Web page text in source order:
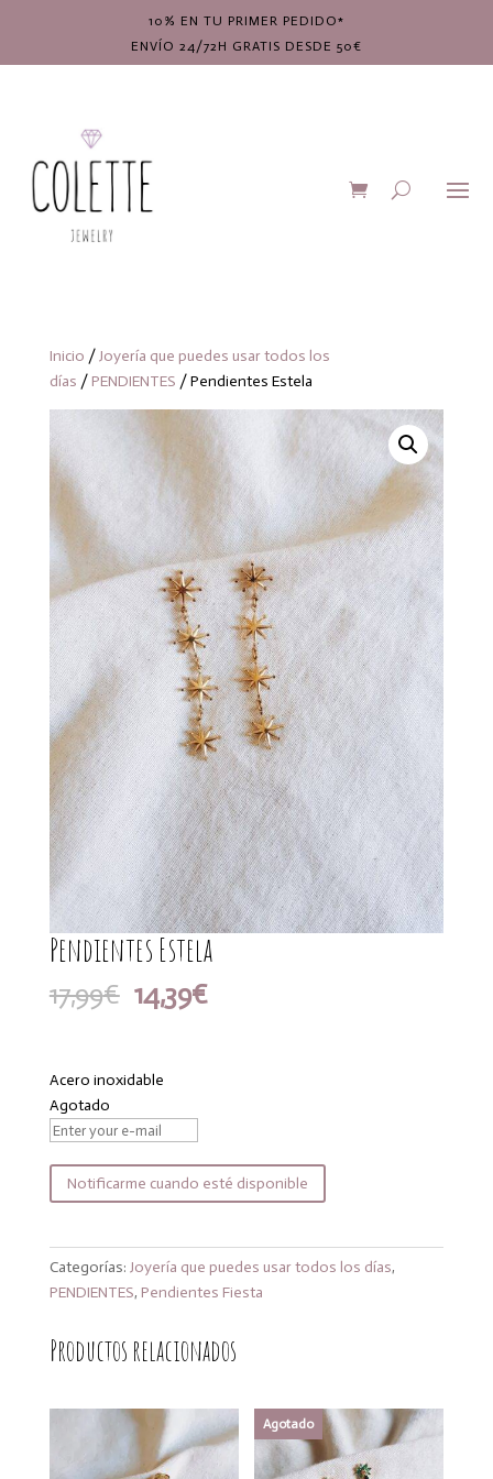
10% EN TU PRIMER PEDIDO*
ENVÍO 24/72H GRATIS DESDE 50€
Inicio /Joyería que puedes usar todos los
días / PENDIENTES / Pendientes Estela
Pendientes Estela
17,99€ El
precio
era:
17,99€.
14,39€El
Acero inoxidable
Agotado
Notificarme cuando esté disponible
Categorías: Joyería que puedes usar todos los días,
PENDIENTES, Pendientes Fiesta
Productos relacionados